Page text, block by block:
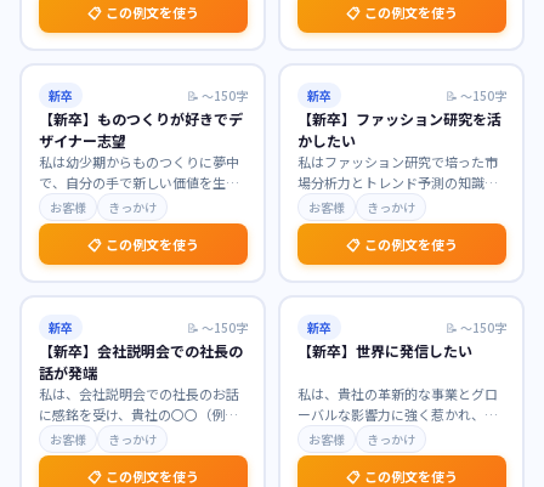
📋 この例文を使う
📋 この例文を使う
新卒 📝 〜150字
【新卒】ものつくりが好きでデ
ザイナー志望
私は幼少期からものつくりに夢中
で、自分の手で新しい価値を生み
出すことに喜びを感じてきまし
た。貴社が手掛ける製品…
お客様 きっかけ
📋 この例文を使う
新卒 📝 〜150字
【新卒】ファッション研究を活
かしたい
私はファッション研究で培った市
場分析力とトレンド予測の知識を
活かし、貴社のブランド価値向上
に貢献したいと考えて…
お客様 きっかけ
📋 この例文を使う
新卒 📝 〜150字
【新卒】会社説明会での社長の
話が発端
私は、会社説明会での社長のお話
に感銘を受け、貴社の〇〇（例：
社会貢献への強いビジョン、革新
的な技術開発への情熱…
お客様 きっかけ
📋 この例文を使う
新卒 📝 〜150字
【新卒】世界に発信したい
私は、貴社の革新的な事業とグロ
ーバルな影響力に強く惹かれ、世
界へ新たな価値を発信したいと強
く志望いたします。学…
お客様 きっかけ
📋 この例文を使う